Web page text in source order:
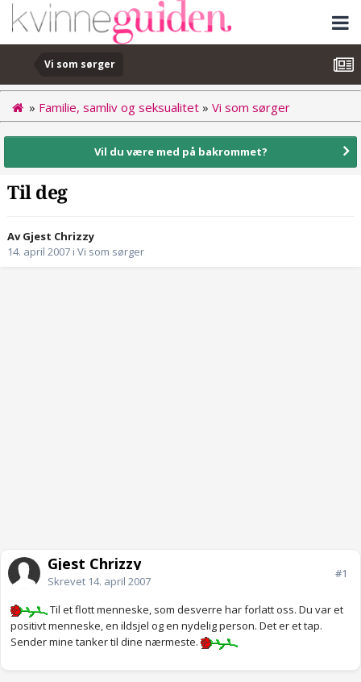
Vi som sørger
» Familie, samliv og seksualitet » Vi som sørger
Vil du være med på bakrommet?
Til deg
Av Gjest Chrizzy
14. april 2007 i Vi som sørger
Gjest Chrizzy
Skrevet 14. april 2007
#1
Til et flott menneske, som desverre har forlatt oss. Du var et
positivt menneske, en ildsjel og en nydelig person. Det er et tap.
Sender mine tanker til dine nærmeste.